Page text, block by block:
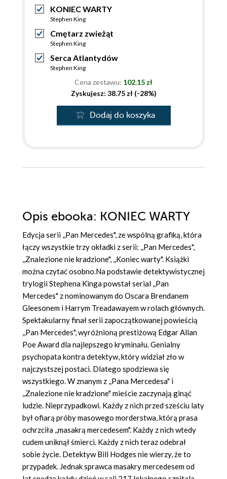
KONIEC WARTY
Stephen King
Cmętarz zwieżąt
Stephen King
Serca Atlantydów
Stephen King
Cena zestawu: 102.15 zł
Zyskujesz: 38.75 zł (-28%)
Dodaj do koszyka
Opis ebooka: KONIEC WARTY
Edycja serii ,,Pan Mercedes", ze wspólną grafiką, która
łączy wszystkie trzy okładki z serii: ,,Pan Mercedes",
,,Znalezione nie kradzione", ,,Koniec warty". Książki
można czytać osobno.Na podstawie detektywistycznej
trylogii Stephena Kinga powstał serial ,,Pan
Mercedes" z nominowanym do Oscara Brendanem
Gleesonem i Harrym Treadawayem w rolach głównych.
Spektakularny finał serii zapoczątkowanej powieścią
,,Pan Mercedes", wyróżnioną prestiżową Edgar Allan
Poe Award dla najlepszego kryminału. Genialny
psychopata kontra detektyw, który widział zło w
najczystszej postaci. Dlatego spodziewa się
wszystkiego. W znanym z ,,Pana Mercedesa" i
,,Znalezione nie kradzione" mieście zaczynają ginąć
ludzie. Nieprzypadkowi. Każdy z nich przed sześciu laty
był ofiarą próby masowego morderstwa, którą prasa
ochrzciła ,,masakrą mercedesem". Każdy z nich wtedy
cudem uniknął śmierci. Każdy z nich teraz odebrał
sobie życie. Detektyw Bill Hodges nie wierzy, że to
przypadek. Jednak sprawca masakry mercedesem od